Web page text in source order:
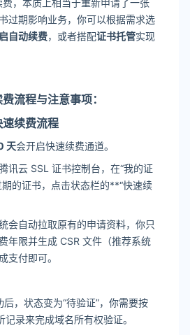
，本质上相当于重新申请了一张
过期影响业务，你可以根据需求选
自动续费，或者搭配证书托管实现
流程与注意事项：
续费流程
天会开启快速续费通道。
讯云 SSL 证书控制台，在“我的证
的证书，点击状态栏的**“快速续
会自动拉取原有的申请资料，你只
年限并生成 CSR 文件（推荐系统
支付即可。
后，状态变为“待验证”，你需要按
录来完成域名所有权验证。